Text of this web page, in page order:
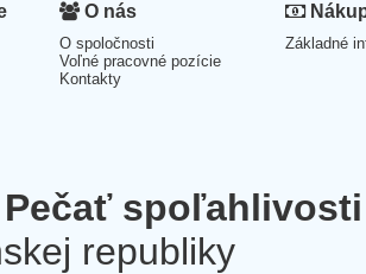
O nás
O spoločnosti
Voľné pracovné pozície
Kontakty
Základné
Pečať spoľahlivosti
republiky